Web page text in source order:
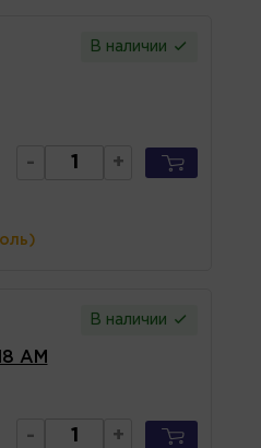
В наличии
- +
В наличии
АМ
- +